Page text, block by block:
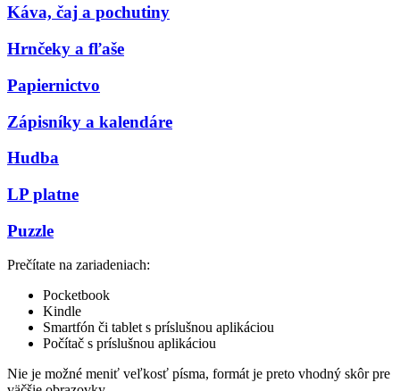
Káva, čaj a pochutiny
Hrnčeky a fľaše
Papiernictvo
Zápisníky a kalendáre
Hudba
LP platne
Puzzle
Prečítate na zariadeniach:
Pocketbook
Kindle
Smartfón či tablet s príslušnou aplikáciou
Počítač s príslušnou aplikáciou
Nie je možné meniť veľkosť písma, formát je preto vhodný skôr pre